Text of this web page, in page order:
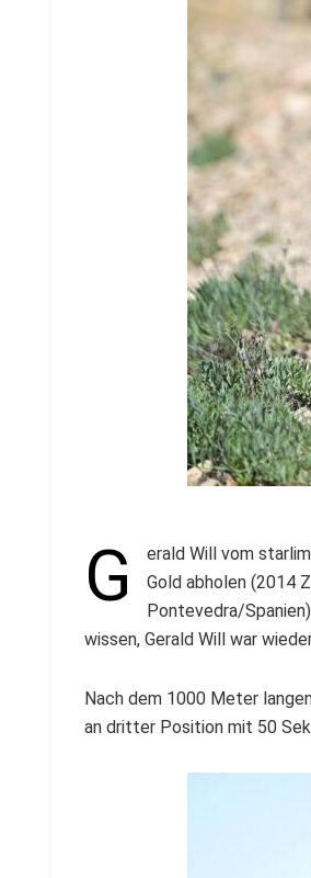
G
erald Will vom
Gold abholen (2014
Pontevedra/
wissen, Gerald Will war
Nach dem 1000 Meter
an dritter Position mit 50